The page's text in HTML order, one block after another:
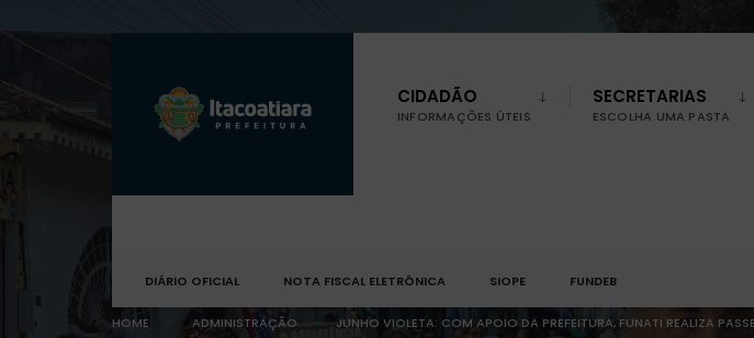
CIDADÃO
INFORMAÇÕES ÚTEIS
SECRETARIAS
ESCOLHA UMA PASTA
DIÁRIO OFICIAL NOTA FISCAL ELETRÔNICA SIOPE FUNDEB
HOME ADMINISTRAÇÃO JUNHO VIOLETA: COM APOIO DA PREFEITURA, FUNATI REALIZA